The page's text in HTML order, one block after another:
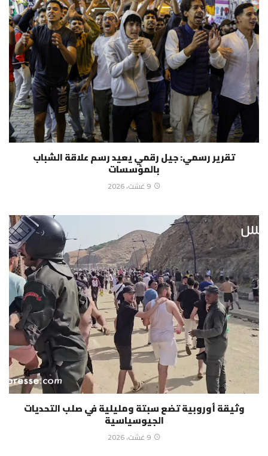
تقرير رسمي: جيل رقمي يعيد رسم علاقة الشباب
بالمؤسسات
9 غشت، 2026
وثيقة أوروبية تضع سبتة ومليلية في صلب التحديات
الجيوسياسية
9 غشت، 2026